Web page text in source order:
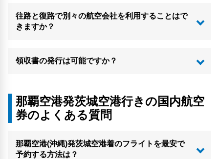
往路と復路で別々の航空会社を利用することはで
きますか？
領収書の発行は可能ですか？
那覇空港発茨城空港行きの国内航空
券のよくある質問
那覇空港(沖縄)発茨城空港着のフライトを最安で
予約する方法は？